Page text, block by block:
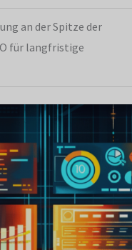
an der Spitze der
für langfristige